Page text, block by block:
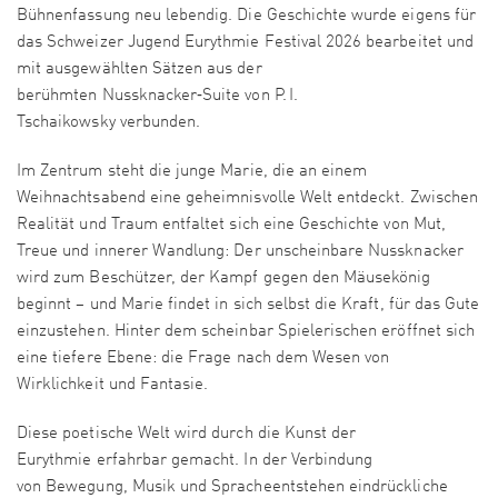
Bühnenfassung neu lebendig. Die Geschichte wurde eigens für
das Schweizer Jugend Eurythmie Festival 2026 bearbeitet und
mit ausgewählten Sätzen aus der
berühmten Nussknacker‑Suite von P. I.
Tschaikowsky verbunden.
Im Zentrum steht die junge Marie, die an einem
Weihnachtsabend eine geheimnisvolle Welt entdeckt. Zwischen
Realität und Traum entfaltet sich eine Geschichte von Mut,
Treue und innerer Wandlung: Der unscheinbare Nussknacker
wird zum Beschützer, der Kampf gegen den Mäusekönig
beginnt – und Marie findet in sich selbst die Kraft, für das Gute
einzustehen. Hinter dem scheinbar Spielerischen eröffnet sich
eine tiefere Ebene: die Frage nach dem Wesen von
Wirklichkeit und Fantasie.
Diese poetische Welt wird durch die Kunst der
Eurythmie erfahrbar gemacht. In der Verbindung
von Bewegung, Musik und Spracheentstehen eindrückliche